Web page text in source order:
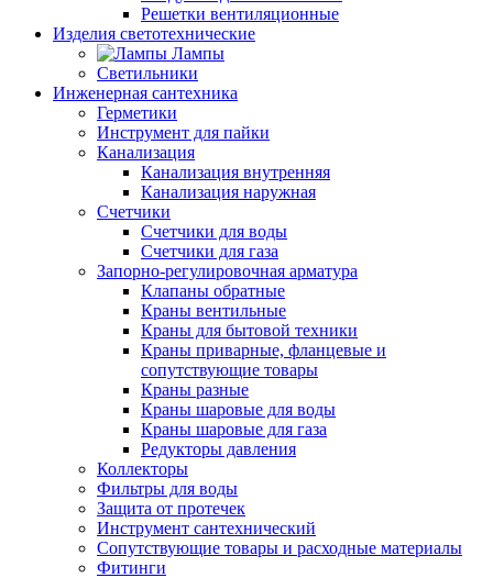
Решетки вентиляционные
Изделия светотехнические
Лампы
Светильники
Инженерная сантехника
Герметики
Инструмент для пайки
Канализация
Канализация внутренняя
Канализация наружная
Счетчики
Счетчики для воды
Счетчики для газа
Запорно-регулировочная арматура
Клапаны обратные
Краны вентильные
Краны для бытовой техники
Краны приварные, фланцевые и
сопутствующие товары
Краны разные
Краны шаровые для воды
Краны шаровые для газа
Редукторы давления
Коллекторы
Фильтры для воды
Защита от протечек
Инструмент сантехнический
Сопутствующие товары и расходные материалы
Фитинги